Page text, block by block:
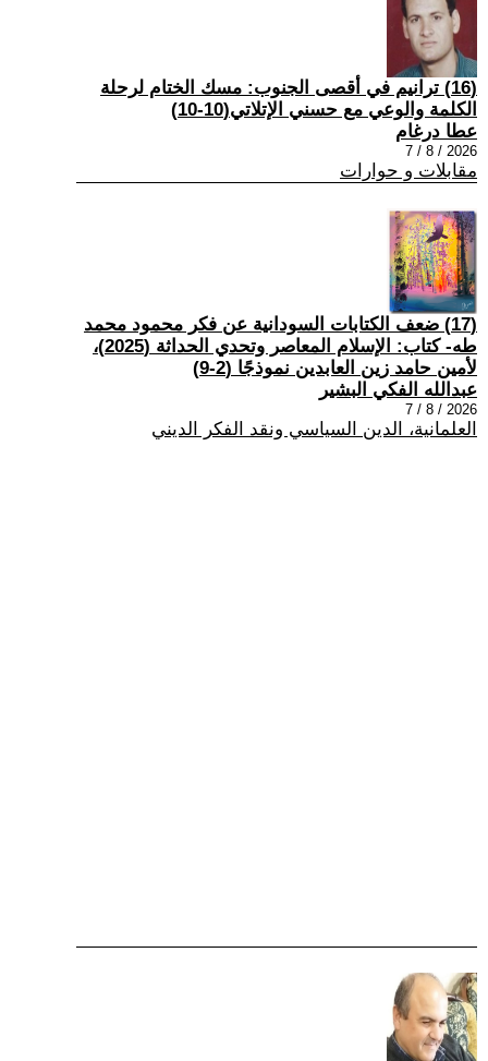
(16) ترانيم في أقصى الجنوب: مسك الختام لرحلة
الكلمة والوعي مع حسني الإتلاتي(10-10)
عطا درغام
2026 / 8 / 7
مقابلات و حوارات
(17) ضعف الكتابات السودانية عن فكر محمود محمد
طه- كتاب: الإسلام المعاصر وتحدي الحداثة (2025)،
لأمين حامد زين العابدين نموذجًا (2-9)
عبدالله الفكي البشير
2026 / 8 / 7
العلمانية، الدين السياسي ونقد الفكر الديني